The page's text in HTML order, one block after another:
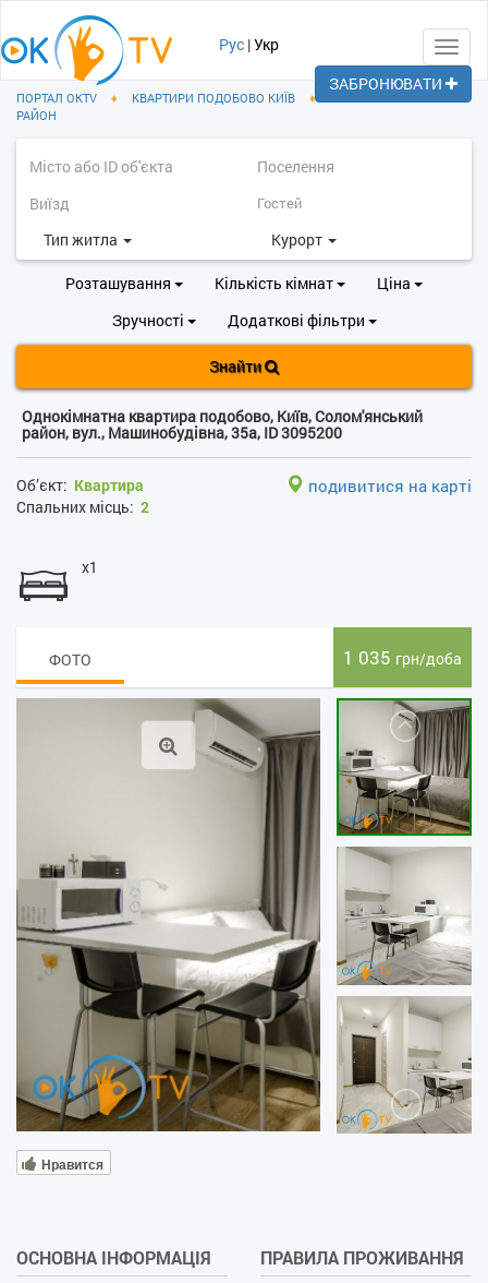
Рус |Укр
ПОРТАЛ OKTV ♦ КВАРТИРИ ПОДОБОВО КИЇВ ♦
РАЙОН
Тип житла Курорт
Розташування Кількість кімнат
Ціна
Зручності
Додаткові фільтри
Знайти
Однокімнатна квартира подобово, Київ, Солом'янський
район, вул., Машинобудівна, 35а, ID 3095200
Об’єкт: Квартира
Спальних місць: 2
подивитися на карті
x1
ФОТО 1 035 грн/доба
Нравится
ОСНОВНА ІНФОРМАЦІЯ ПРАВИЛА ПРОЖИВАННЯ
ЗАБРОНЮВАТИ